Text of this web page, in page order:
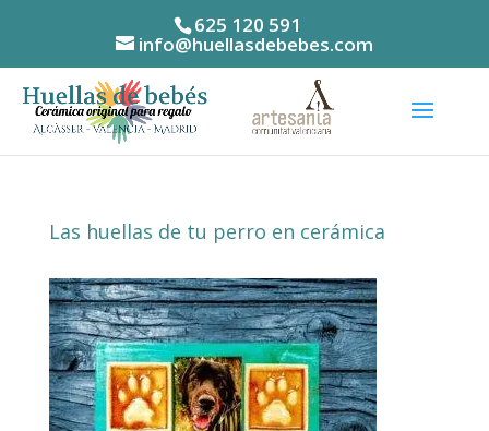
625 120 591
info@huellasdebebes.com
Las huellas de tu perro en cerámica